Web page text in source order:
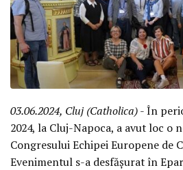
03.06.2024, Cluj (Catholica)- În
2024, la Cluj-Napoca, a avut loc o
Congresului Echipei Europene de
Evenimentul s-a desfășurat în